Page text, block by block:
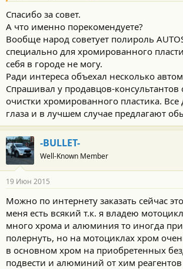
Спасибо за совет.
А что именно порекомендуете?
Вообще народ советует полироль
специально для хромированного
себя в городе не могу.
Ради интереса объехал несколько
Спрашивал у продавцов-консультантов
очистки хромированного пластика.
глаза и в лучшем случае предлагают
-BULLET-
Well-Known Member
19 Июн 2015
Можно по интернету заказать сейчас
меня есть всякий т.к. я владею
много хрома и алюминия то иногда
полернуть, но на мотоциклах хром
в основном хром на приобретенных
подвести и алюминий от хим